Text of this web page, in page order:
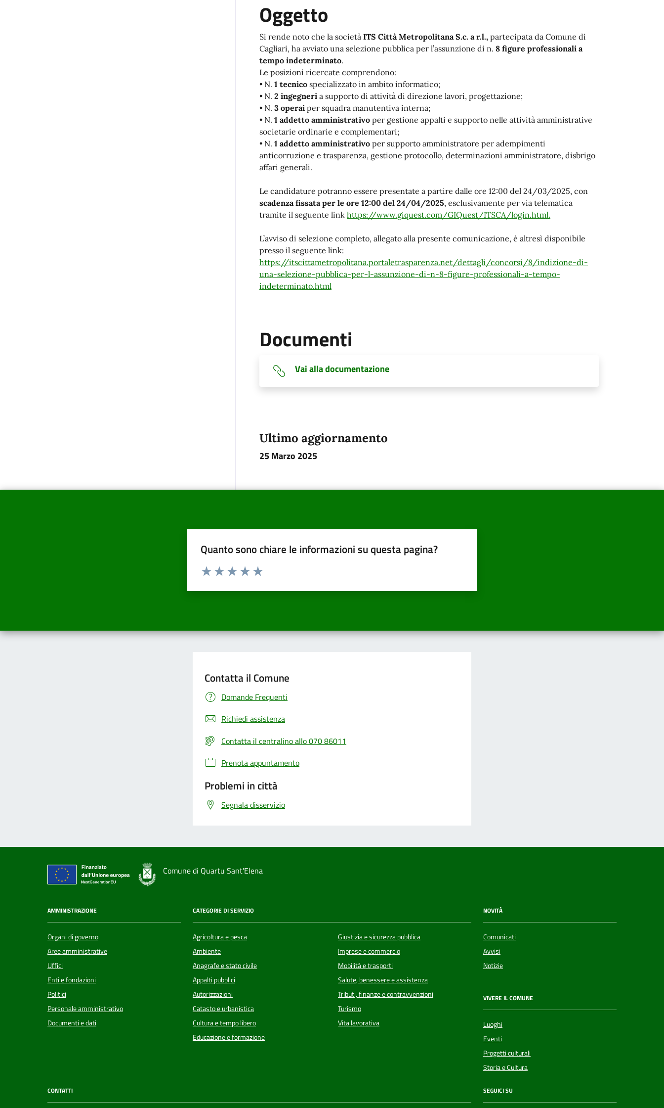
Oggetto
Si rende noto che la società ITS Città Metropolitana S.c. a r.l., partecipata da Comune di
Cagliari, ha avviato una selezione pubblica per l’assunzione di n. 8 figure professionali a
tempo indeterminato.
Le posizioni ricercate comprendono:
• N. 1 tecnico specializzato in ambito informatico;
• N. 2 ingegneri a supporto di attività di direzione lavori, progettazione;
• N. 3 operai per squadra manutentiva interna;
• N. 1 addetto amministrativo per gestione appalti e supporto nelle attività amministrative
societarie ordinarie e complementari;
• N. 1 addetto amministrativo per supporto amministratore per adempimenti
anticorruzione e trasparenza, gestione protocollo, determinazioni amministratore, disbrigo
affari generali.
Le candidature potranno essere presentate a partire dalle ore 12:00 del 24/03/2025, con
scadenza fissata per le ore 12:00 del 24/04/2025, esclusivamente per via telematica
tramite il seguente link https://www.giquest.com/GIQuest/ITSCA/login.html.
L’avviso di selezione completo, allegato alla presente comunicazione, è altresì disponibile
presso il seguente link:
https://itscittametropolitana.portaletrasparenza.net/dettagli/concorsi/8/indizione-di-
una-selezione-pubblica-per-l-assunzione-di-n-8-figure-professionali-a-tempo-
indeterminato.html
Documenti
Vai alla documentazione
Ultimo aggiornamento
25 Marzo 2025
Quanto sono chiare le informazioni su questa pagina?
Valuta da 1 a 5 stelle la pagina
Contatta il Comune
Domande Frequenti
Richiedi assistenza
Contatta il centralino allo 070 86011
Prenota appuntamento
Problemi in città
Segnala disservizio
Comune di Quartu Sant'Elena
AMMINISTRAZIONE
Organi di governo
Aree amministrative
Uffici
Enti e fondazioni
Politici
Personale amministrativo
Documenti e dati
CATEGORIE DI SERVIZIO
Agricoltura e pesca
Ambiente
Anagrafe e stato civile
Appalti pubblici
Autorizzazioni
Catasto e urbanistica
Cultura e tempo libero
Educazione e formazione
Giustizia e sicurezza pubblica
Imprese e commercio
Mobilità e trasporti
Salute, benessere e assistenza
Tributi, finanze e contravvenzioni
Turismo
Vita lavorativa
NOVITÀ
Comunicati
Avvisi
Notizie
VIVERE IL COMUNE
Luoghi
Eventi
Progetti culturali
Storia e Cultura
CONTATTI SEGUICI SU